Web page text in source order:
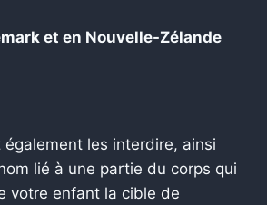
et en Nouvelle-Zélande
également les interdire, ainsi
lié à une partie du corps qui
votre enfant la cible de